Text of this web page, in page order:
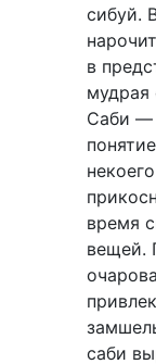
сибуй.
в
мудрая
Саби —
время
вещей.
саби